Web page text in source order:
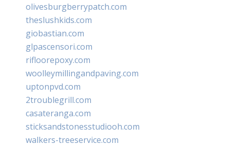
olivesburgberrypatch.com
theslushkids.com
giobastian.com
glpascensori.com
rifloorepoxy.com
woolleymillingandpaving.com
uptonpvd.com
2troublegrill.com
casateranga.com
sticksandstonesstudiooh.com
walkers-treeservice.com